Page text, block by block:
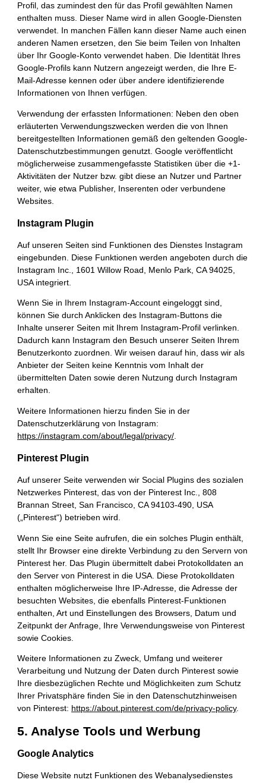
Profil, das zumindest den für das Profil gewählten Namen
enthalten muss. Dieser Name wird in allen Google-Diensten
verwendet. In manchen Fällen kann dieser Name auch einen
anderen Namen ersetzen, den Sie beim Teilen von Inhalten
über Ihr Google-Konto verwendet haben. Die Identität Ihres
Google-Profils kann Nutzern angezeigt werden, die Ihre E-
Mail-Adresse kennen oder über andere identifizierende
Informationen von Ihnen verfügen.
Verwendung der erfassten Informationen: Neben den oben
erläuterten Verwendungszwecken werden die von Ihnen
bereitgestellten Informationen gemäß den geltenden Google-
Datenschutzbestimmungen genutzt. Google veröffentlicht
möglicherweise zusammengefasste Statistiken über die +1-
Aktivitäten der Nutzer bzw. gibt diese an Nutzer und Partner
weiter, wie etwa Publisher, Inserenten oder verbundene
Websites.
Instagram Plugin
Auf unseren Seiten sind Funktionen des Dienstes Instagram
eingebunden. Diese Funktionen werden angeboten durch die
Instagram Inc., 1601 Willow Road, Menlo Park, CA 94025,
USA integriert.
Wenn Sie in Ihrem Instagram-Account eingeloggt sind,
können Sie durch Anklicken des Instagram-Buttons die
Inhalte unserer Seiten mit Ihrem Instagram-Profil verlinken.
Dadurch kann Instagram den Besuch unserer Seiten Ihrem
Benutzerkonto zuordnen. Wir weisen darauf hin, dass wir als
Anbieter der Seiten keine Kenntnis vom Inhalt der
übermittelten Daten sowie deren Nutzung durch Instagram
erhalten.
Weitere Informationen hierzu finden Sie in der
Datenschutzerklärung von Instagram:
https://instagram.com/about/legal/privacy/
Pinterest Plugin
Auf unserer Seite verwenden wir Social Plugins des sozialen
Netzwerkes Pinterest, das von der Pinterest Inc., 808
Brannan Street, San Francisco, CA 94103-490, USA
(„Pinterest“) betrieben wird.
Wenn Sie eine Seite aufrufen, die ein solches Plugin enthält,
stellt Ihr Browser eine direkte Verbindung zu den Servern von
Pinterest her. Das Plugin übermittelt dabei Protokolldaten an
den Server von Pinterest in die USA. Diese Protokolldaten
enthalten möglicherweise Ihre IP-Adresse, die Adresse der
besuchten Websites, die ebenfalls Pinterest-Funktionen
enthalten, Art und Einstellungen des Browsers, Datum und
Zeitpunkt der Anfrage, Ihre Verwendungsweise von Pinterest
sowie Cookies.
Weitere Informationen zu Zweck, Umfang und weiterer
Verarbeitung und Nutzung der Daten durch Pinterest sowie
Ihre diesbezüglichen Rechte und Möglichkeiten zum Schutz
Ihrer Privatsphäre finden Sie in den Datenschutzhinweisen
von Pinterest: https://about.pinterest.com/de/privacy-policy.
5. Analyse Tools und Werbung
Google Analytics
Diese Website nutzt Funktionen des Webanalysedienstes